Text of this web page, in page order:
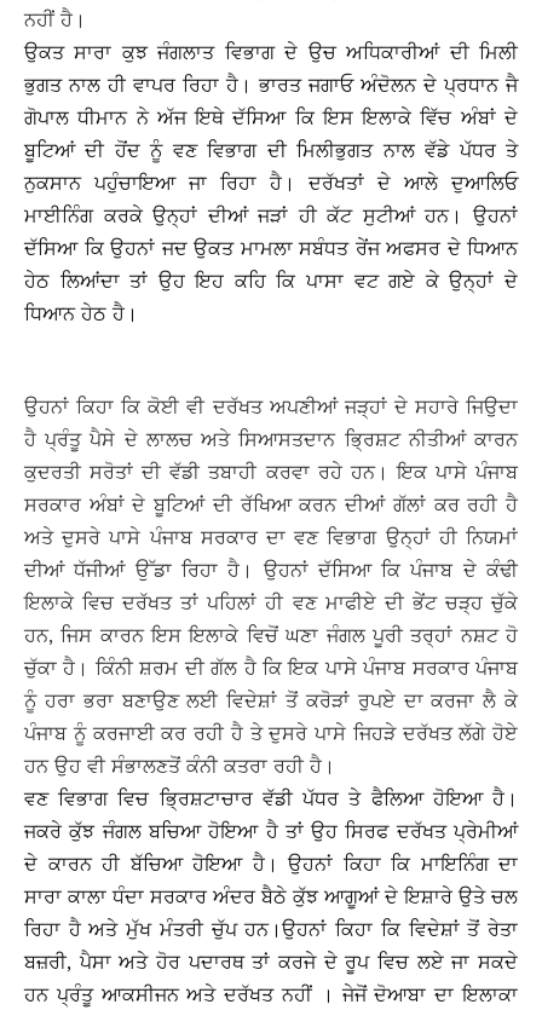
ਨਹੀਂ ਹੈ।
ਉਕਤ ਸਾਰਾ ਕੁਝ ਜੰਗਲਾਤ ਵਿਭਾਗ ਦੇ ਉਚ ਅਧਿਕਾਰੀਆਂ ਦੀ ਮਿਲੀ
ਭੁਗਤ ਨਾਲ ਹੀ ਵਾਪਰ ਰਿਹਾ ਹੈ। ਭਾਰਤ ਜਗਾਓ ਅੰਦੋਲਨ ਦੇ ਪ੍ਰਧਾਨ ਜੈ
ਗੋਪਾਲ ਧੀਮਾਨ ਨੇ ਅੱਜ ਇਥੇ ਦੱਸਿਆ ਕਿ ਇਸ ਇਲਾਕੇ ਵਿੱਚ ਅੰਬਾਂ ਦੇ
ਬੂਟਿਆਂ ਦੀ ਹੋਂਦ ਨੂੰ ਵਣ ਵਿਭਾਗ ਦੀ ਮਿਲੀਭੁਗਤ ਨਾਲ ਵੱਡੇ ਪੱਧਰ ਤੇ
ਨੁਕਸਾਨ ਪਹੁੰਚਾਇਆ ਜਾ ਰਿਹਾ ਹੈ। ਦਰੱਖਤਾਂ ਦੇ ਆਲੇ ਦੁਆਲਿਓ
ਮਾਈਨਿੰਗ ਕਰਕੇ ਉਨ੍ਹਾਂ ਦੀਆਂ ਜੜਾਂ ਹੀ ਕੱਟ ਸੁਟੀਆਂ ਹਨ। ਉਹਨਾਂ
ਦੱਸਿਆ ਕਿ ਉਹਨਾਂ ਜਦ ਉਕਤ ਮਾਮਲਾ ਸਬੰਧਤ ਰੇਂਜ ਅਫਸਰ ਦੇ ਧਿਆਨ
ਹੇਠ ਲਿਆਂਦਾ ਤਾਂ ਉਹ ਇਹ ਕਹਿ ਕਿ ਪਾਸਾ ਵਟ ਗਏ ਕੇ ਉਨ੍ਹਾਂ ਦੇ
ਧਿਆਨ ਹੇਠ ਹੈ।
ਉਹਨਾਂ ਕਿਹਾ ਕਿ ਕੋਈ ਵੀ ਦਰੱਖਤ ਅਪਣੀਆਂ ਜੜ੍ਹਾਂ ਦੇ ਸਹਾਰੇ ਜਿਉਦਾ
ਹੈ ਪ੍ਰੰਤੂ ਪੈਸੇ ਦੇ ਲਾਲਚ ਅਤੇ ਸਿਆਸਤਦਾਨ ਭਿ੍ਰਸ਼ਟ ਨੀਤੀਆਂ ਕਾਰਨ
ਕੁਦਰਤੀ ਸਰੋਤਾਂ ਦੀ ਵੱਡੀ ਤਬਾਹੀ ਕਰਵਾ ਰਹੇ ਹਨ। ਇਕ ਪਾਸੇ ਪੰਜਾਬ
ਸਰਕਾਰ ਅੰਬਾਂ ਦੇ ਬੂਟਿਆਂ ਦੀ ਰੱਖਿਆ ਕਰਨ ਦੀਆਂ ਗੱਲਾਂ ਕਰ ਰਹੀ ਹੈ
ਅਤੇ ਦੁਸਰੇ ਪਾਸੇ ਪੰਜਾਬ ਸਰਕਾਰ ਦਾ ਵਣ ਵਿਭਾਗ ਉਨ੍ਹਾਂ ਹੀ ਨਿਯਮਾਂ
ਦੀਆਂ ਧੱਜੀਆਂ ਉੱਡਾ ਰਿਹਾ ਹੈ। ਉਹਨਾਂ ਦੱਸਿਆ ਕਿ ਪੰਜਾਬ ਦੇ ਕੰਢੀ
ਇਲਾਕੇ ਵਿਚ ਦਰੱਖਤ ਤਾਂ ਪਹਿਲਾਂ ਹੀ ਵਣ ਮਾਫੀਏ ਦੀ ਭੇਂਟ ਚੜ੍ਹ ਚੁੱਕੇ
ਹਨ, ਜਿਸ ਕਾਰਨ ਇਸ ਇਲਾਕੇ ਵਿਚੋਂ ਘਣਾ ਜੰਗਲ ਪੂਰੀ ਤਰ੍ਹਾਂ ਨਸ਼ਟ ਹੋ
ਚੁੱਕਾ ਹੈ। ਕਿੰਨੀ ਸ਼ਰਮ ਦੀ ਗੱਲ ਹੈ ਕਿ ਇਕ ਪਾਸੇ ਪੰਜਾਬ ਸਰਕਾਰ ਪੰਜਾਬ
ਨੂੰ ਹਰਾ ਭਰਾ ਬਣਾਉਣ ਲਈ ਵਿਦੇਸ਼ਾਂ ਤੋਂ ਕਰੋੜਾਂ ਰੁਪਏ ਦਾ ਕਰਜਾ ਲੈ ਕੇ
ਪੰਜਾਬ ਨੂੰ ਕਰਜਾਈ ਕਰ ਰਹੀ ਹੈ ਤੇ ਦੁਸਰੇ ਪਾਸੇ ਜਿਹੜੇ ਦਰੱਖਤ ਲੱਗੇ ਹੋਏ
ਹਨ ਉਹ ਵੀ ਸੰਭਾਲਣਤੋਂ ਕੰਨੀ ਕਤਰਾ ਰਹੀ ਹੈ।
ਵਣ ਵਿਭਾਗ ਵਿਚ ਭਿ੍ਰਸ਼ਟਾਚਾਰ ਵੱਡੀ ਪੱਧਰ ਤੇ ਫੈਲਿਆ ਹੋਇਆ ਹੈ।
ਜਕਰੇ ਕੁੱਝ ਜੰਗਲ ਬਚਿਆ ਹੋਇਆ ਹੈ ਤਾਂ ਉਹ ਸਿਰਫ ਦਰੱਖਤ ਪ੍ਰੇਮੀਆਂ
ਦੇ ਕਾਰਨ ਹੀ ਬੱਚਿਆ ਹੋਇਆ ਹੈ। ਉਹਨਾਂ ਕਿਹਾ ਕਿ ਮਾਇਨਿੰਗ ਦਾ
ਸਾਰਾ ਕਾਲਾ ਧੰਦਾ ਸਰਕਾਰ ਅੰਦਰ ਬੈਠੇ ਕੁੱਝ ਆਗੂਆਂ ਦੇ ਇਸ਼ਾਰੇ ਉਤੇ ਚਲ
ਰਿਹਾ ਹੈ ਅਤੇ ਮੁੱਖ ਮੰਤਰੀ ਚੁੱਪ ਹਨ।ਉਹਨਾਂ ਕਿਹਾ ਕਿ ਵਿਦੇਸ਼ਾਂ ਤੋਂ ਰੇਤਾ
ਬਜ਼ਰੀ, ਪੈਸਾ ਅਤੇ ਹੋਰ ਪਦਾਰਥ ਤਾਂ ਕਰਜੇ ਦੇ ਰੂਪ ਵਿਚ ਲਏ ਜਾ ਸਕਦੇ
ਹਨ ਪ੍ਰੰਤੂ ਆਕਸੀਜਨ ਅਤੇ ਦਰੱਖਤ ਨਹੀਂ । ਜੇਜੋਂ ਦੋਆਬਾ ਦਾ ਇਲਾਕਾ